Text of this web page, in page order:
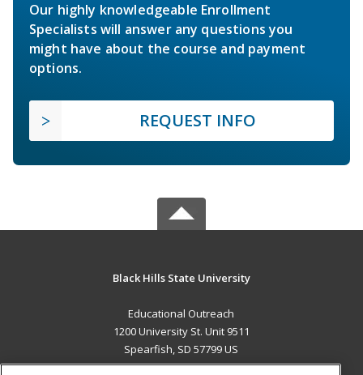
Our highly knowledgeable Enrollment
Specialists will answer any questions you
might have about the course and payment
options.
REQUEST INFO
Black Hills State University
Educational Outreach
1200 University St. Unit 9511
Spearfish, SD 57799 US